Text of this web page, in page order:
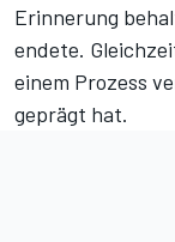
Erinnerung
endete.
einem Prozess
geprägt hat.